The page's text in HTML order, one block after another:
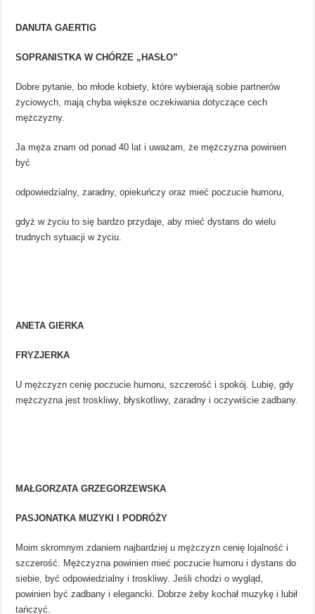
DANUTA GAERTIG
SOPRANISTKA W CHÓRZE „HASŁO”
Dobre pytanie, bo młode kobiety, które wybierają sobie partnerów
życiowych, mają chyba większe oczekiwania dotyczące cech
mężczyzny.
Ja męża znam od ponad 40 lat i uważam, że mężczyzna powinien
być
odpowiedzialny, zaradny, opiekuńczy oraz mieć poczucie humoru,
gdyż w życiu to się bardzo przydaje, aby mieć dystans do wielu
trudnych sytuacji w życiu.
ANETA GIERKA
FRYZJERKA
U mężczyzn cenię poczucie humoru, szczerość i spokój. Lubię, gdy
mężczyzna jest troskliwy, błyskotliwy, zaradny i oczywiście zadbany.
MAŁGORZATA GRZEGORZEWSKA
PASJONATKA MUZYKI I PODRÓŻY
Moim skromnym zdaniem najbardziej u mężczyzn cenię lojalność i
szczerość. Mężczyzna powinien mieć poczucie humoru i dystans do
siebie, być odpowiedzialny i troskliwy. Jeśli chodzi o wygląd,
powinien być zadbany i elegancki. Dobrze żeby kochał muzykę i lubił
tańczyć.